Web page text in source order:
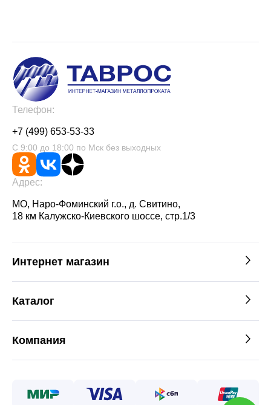
Телефон:
+7 (499) 653-53-33
С 9:00 до 18:00 по Мск без выходных
Адрес:
МО, Наро-Фоминский г.о., д. Свитино,
18 км Калужско-Киевского шоссе, стр.1/3
Интернет магазин
Каталог
Компания